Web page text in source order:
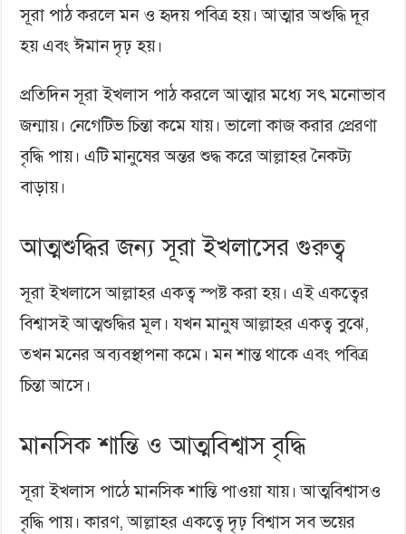
সূরা পাঠ করলে মন ও হৃদয় পবিত্র হয়। আত্মার অশুদ্ধি দূর
হয় এবং ঈমান দৃঢ় হয়।
প্রতিদিন সূরা ইখলাস পাঠ করলে আত্মার মধ্যে সৎ মনোভাব
জন্মায়। নেগেটিভ চিন্তা কমে যায়। ভালো কাজ করার প্রেরণা
বৃদ্ধি পায়। এটি মানুষের অন্তর শুদ্ধ করে আল্লাহর নৈকট্য
বাড়ায়।
আত্মশুদ্ধির জন্য সূরা ইখলাসের গুরুত্ব
সূরা ইখলাসে আল্লাহর একত্ব স্পষ্ট করা হয়। এই একত্বের
বিশ্বাসই আত্মশুদ্ধির মূল। যখন মানুষ আল্লাহর একত্ব বুঝে,
তখন মনের অব্যবস্থাপনা কমে। মন শান্ত থাকে এবং পবিত্র
চিন্তা আসে।
মানসিক শান্তি ও আত্মবিশ্বাস বৃদ্ধি
সূরা ইখলাস পাঠে মানসিক শান্তি পাওয়া যায়। আত্মবিশ্বাসও
বৃদ্ধি পায়। কারণ, আল্লাহর একত্বে দৃঢ় বিশ্বাস সব ভয়ের